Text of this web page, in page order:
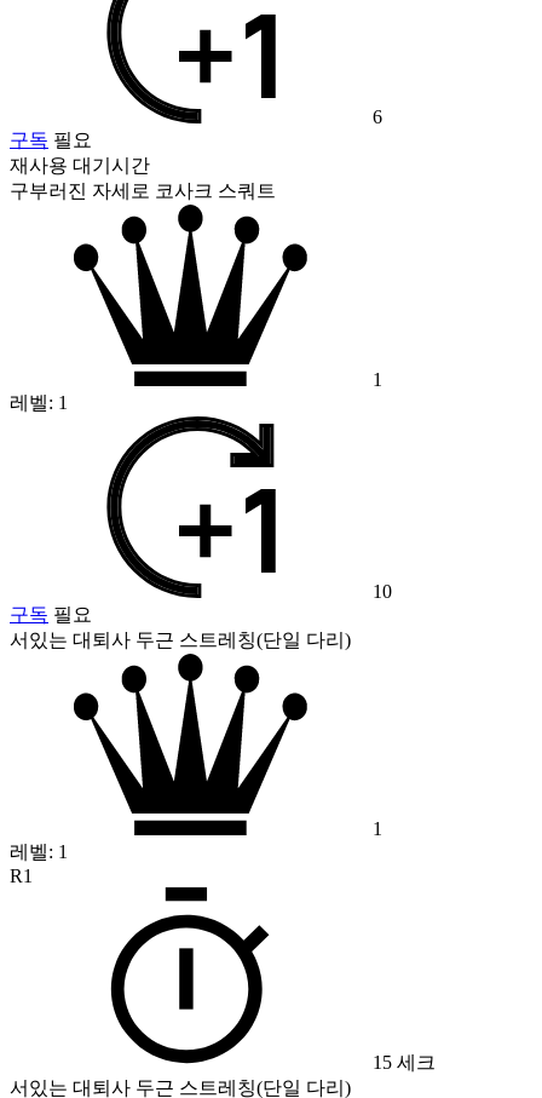
6
구독 필요
재사용 대기시간
구부러진 자세로 코사크 스쿼트
1
레벨: 1
10
구독 필요
서있는 대퇴사 두근 스트레칭(단일 다리)
1
레벨: 1
R1
15 세크
서있는 대퇴사 두근 스트레칭(단일 다리)